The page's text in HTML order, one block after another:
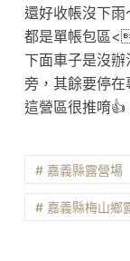
還好收帳沒下
都是單帳包區
下面車子是沒
旁，其餘要停
這營區很推唷👍
# 嘉義縣露營場
# 嘉義縣梅山鄉